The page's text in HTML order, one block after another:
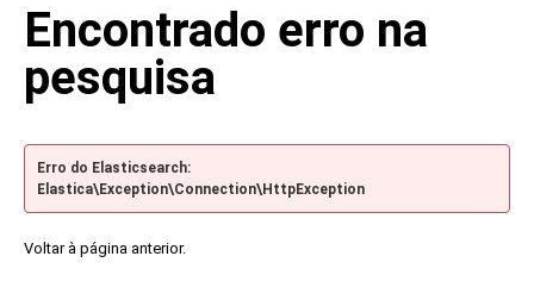
Encontrado erro na
pesquisa
Erro do Elasticsearch:
Elastica\Exception\Connection\HttpException
Voltar à página anterior.